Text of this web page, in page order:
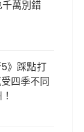
萬別錯
》踩點打
四季不同